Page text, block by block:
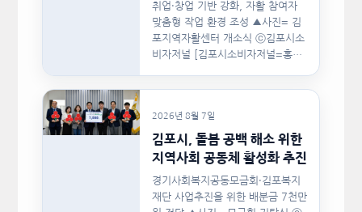
취업·창업 기반 강화, 자활 참여자
맞춤형 작업 환경 조성 ▲사진= 김
포지역자활센터 개소식 ⓒ김포시소
비자저널 [김포시소비자저널=홍완
는 지난…
2026년 8월 7일
김포시, 돌봄 공백 해소 위한
지역사회 공동체 활성화 추진
경기사회복지공동모금회·김포복지
재단 사업추진을 위한 배분금 7천만